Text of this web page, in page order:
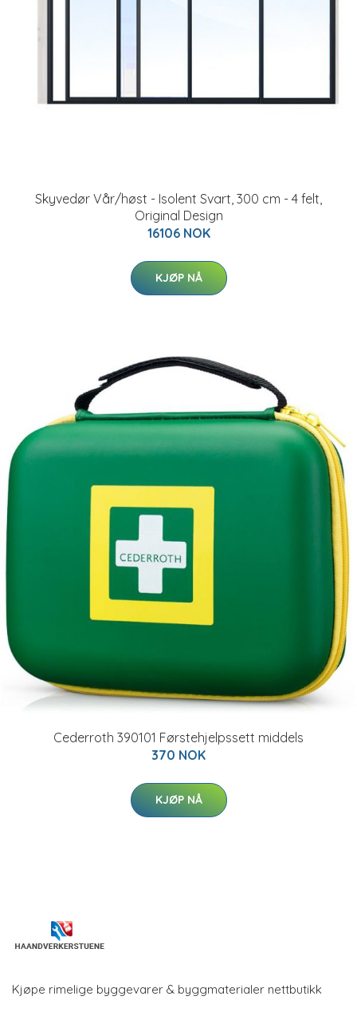
Skyvedør Vår/høst - Isolent Svart, 300 cm - 4 felt,
Original Design
16106 NOK
KJØP NÅ
Cederroth 390101 Førstehjelpssett middels
370 NOK
KJØP NÅ
Kjøpe rimelige byggevarer & byggmaterialer nettbutikk